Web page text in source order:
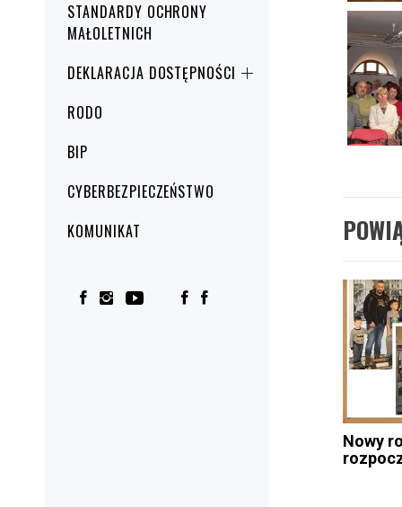
STANDARDY OCHRONY
MAŁOLETNICH
DEKLARACJA DOSTĘPNOŚCI
RODO
BIP
CYBERBEZPIECZEŃSTWO
KOMUNIKAT
Nowy